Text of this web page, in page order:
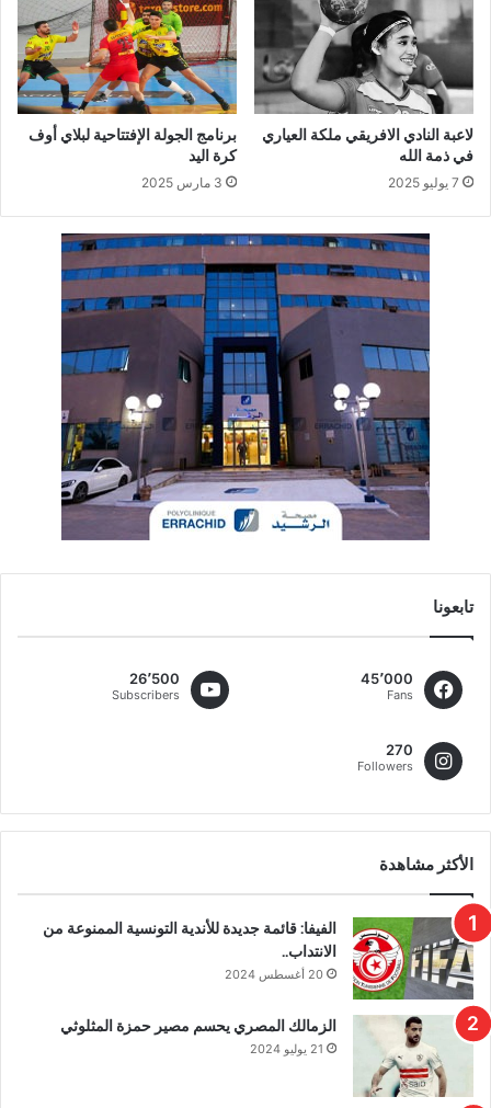
لاعبة النادي الافريقي ملكة العياري
في ذمة الله
7 يوليو 2025
برنامج الجولة الإفتتاحية لبلاي أوف
كرة اليد
3 مارس 2025
تابعونا
45٬000
Fans
26٬500
Subscribers
270
Followers
الأكثر مشاهدة
الفيفا: قائمة جديدة للأندية التونسية الممنوعة من
الانتداب..
20 أغسطس 2024
الزمالك المصري يحسم مصير حمزة المثلوثي
21 يوليو 2024